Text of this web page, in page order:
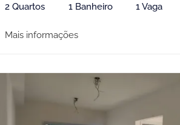
2 Quartos 1 Banheiro 1 Vaga
Mais informações